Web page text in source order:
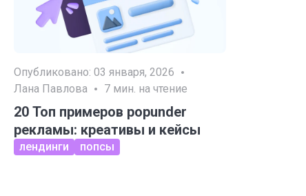
Опубликовано: 03 января, 2026
Лана Павлова
7 мин. на чтение
20 Топ примеров popunder
рекламы: креативы и кейсы
лендинги попсы